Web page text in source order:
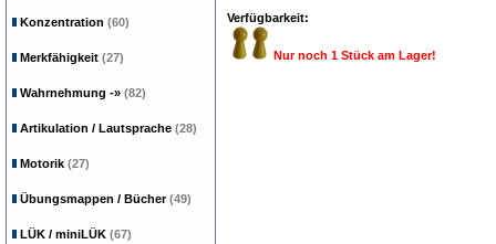
Verfügbarkeit:
Nur noch 1 Stück am Lager!
Konzentration (60)
Merkfähigkeit (27)
Wahrnehmung -» (82)
Artikulation / Lautsprache (28)
Motorik (27)
Übungsmappen / Bücher(49)
LÜK / miniLÜK (67)